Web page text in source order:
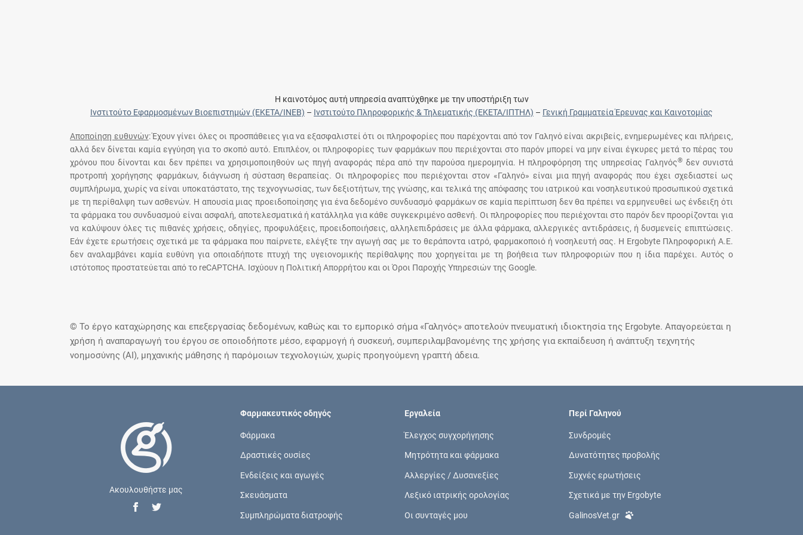
Η καινοτόμος αυτή υπηρεσία αναπτύχθηκε με την υποστήριξη των
Ινστιτούτο Εφαρμοσμένων Βιοεπιστημών (ΕΚΕΤΑ/ΙΝΕΒ) – Ινστιτούτο Πληροφορικής & Τηλεματικής (ΕΚΕΤΑ/ΙΠΤΗΛ) – Γενική Γραμματεία Έρευνας και Καινοτομίας
Αποποίηση ευθυνών: Έχουν γίνει όλες οι προσπάθειες για να εξασφαλιστεί ότι οι πληροφορίες που παρέχονται από τον Γαληνό είναι ακριβείς, ενημερωμένες και πλήρεις,
αλλά δεν δίνεται καμία εγγύηση για το σκοπό αυτό. Επιπλέον, οι πληροφορίες των φαρμάκων που περιέχονται στο παρόν μπορεί να μην είναι έγκυρες μετά το πέρας του
χρόνου που δίνονται και δεν πρέπει να χρησιμοποιηθούν ως πηγή αναφοράς πέρα από την παρούσα ημερομηνία. Η πληροφόρηση της υπηρεσίας Γαληνός® δεν συνιστά
προτροπή χορήγησης φαρμάκων, διάγνωση ή σύσταση θεραπείας. Οι πληροφορίες που περιέχονται στον «Γαληνό» είναι μια πηγή αναφοράς που έχει σχεδιαστεί ως
συμπλήρωμα, χωρίς να είναι υποκατάστατο, της τεχνογνωσίας, των δεξιοτήτων, της γνώσης, και τελικά της απόφασης του ιατρικού και νοσηλευτικού προσωπικού σχετικά
με τη περίθαλψη των ασθενών. Η απουσία μιας προειδοποίησης για ένα δεδομένο συνδυασμό φαρμάκων σε καμία περίπτωση δεν θα πρέπει να ερμηνευθεί ως ένδειξη ότι
τα φάρμακα του συνδυασμού είναι ασφαλή, αποτελεσματικά ή κατάλληλα για κάθε συγκεκριμένο ασθενή. Οι πληροφορίες που περιέχονται στο παρόν δεν προορίζονται για
να καλύψουν όλες τις πιθανές χρήσεις, οδηγίες, προφυλάξεις, προειδοποιήσεις, αλληλεπιδράσεις με άλλα φάρμακα, αλλεργικές αντιδράσεις, ή δυσμενείς επιπτώσεις.
Εάν έχετε ερωτήσεις σχετικά με τα φάρμακα που παίρνετε, ελέγξτε την αγωγή σας με το θεράποντα ιατρό, φαρμακοποιό ή νοσηλευτή σας. Η Ergobyte Πληροφορική Α.Ε.
δεν αναλαμβάνει καμία ευθύνη για οποιαδήποτε πτυχή της υγειονομικής περίθαλψης που χορηγείται με τη βοήθεια των πληροφοριών που η ίδια παρέχει. Αυτός ο
ιστότοπος προστατεύεται από το reCAPTCHA. Ισχύουν η Πολιτική Απορρήτου και οι Όροι Παροχής Υπηρεσιών της Google.
© Το έργο καταχώρησης και επεξεργασίας δεδομένων, καθώς και το εμπορικό σήμα «Γαληνός» αποτελούν πνευματική ιδιοκτησία της Ergobyte. Απαγορεύεται η
χρήση ή αναπαραγωγή του έργου σε οποιοδήποτε μέσο, εφαρμογή ή συσκευή, συμπεριλαμβανομένης της χρήσης για εκπαίδευση ή ανάπτυξη τεχνητής
νοημοσύνης (AI), μηχανικής μάθησης ή παρόμοιων τεχνολογιών, χωρίς προηγούμενη γραπτή άδεια.
Ακουλουθήστε μας
Φαρμακευτικός οδηγός
Φάρμακα
Δραστικές ουσίες
Ενδείξεις και αγωγές
Σκευάσματα
Συμπληρώματα διατροφής
Εργαλεία
Έλεγχος συγχορήγησης
Μητρότητα και φάρμακα
Αλλεργίες / Δυσανεξίες
Λεξικό ιατρικής ορολογίας
Οι συνταγές μου
Περί Γαληνού
Συνδρομές
Δυνατότητες προβολής
Συχνές ερωτήσεις
Σχετικά με την Ergobyte
GalinosVet.gr